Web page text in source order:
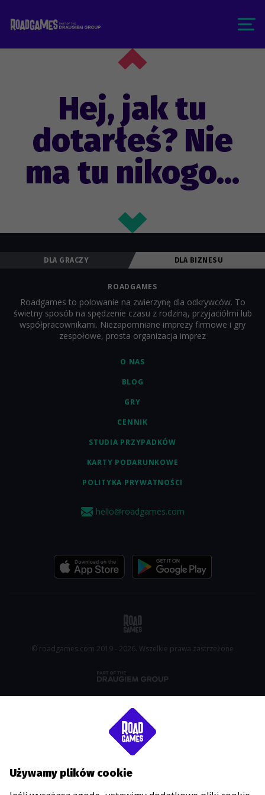
Hej, jak tu
dotarłeś? Nie
ma tu nikogo...
DLA GRACZY DLA BIZNESU
O NAS
BLOG
GRY
CENNIK
STUDIA PRZYPADKÓW
KARTY PODARUNKOWE
POLITYKA PRYWATNOŚCI
ROADGAMES
Roadgames to polowanie na zwierzynę dla odkrywców. To
świetny sposób na spędzenie czasu z rodziną, przyjaciółmi lub
współpracownikami. Niezapomniane imprezy firmowe i gry
zespołowe, prosta organizacja imprez
hello@roadgames.com
© roadgames.com 2019 - 2026. Wszelkie prawa zastrzeżone
Używamy plików cookie